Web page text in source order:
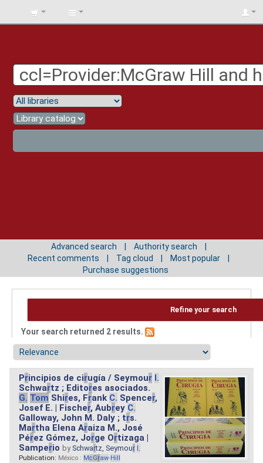
BIBLIOTECA
Advanced search
Authority search
Recent comments
Tag cloud
Most popular
Purchase suggestions
Refine your search
Your search returned 2 results.
Principios de cirugía / Seymour I.
Schwartz ; Editores asociados.
G. Tom Shires, Frank C. Spencer,
Josef E. | Fischer, Aubrey C.
Galloway, John M. Daly ; trs.
Martha Elena Araiza M., José
Pérez Gómez, Jorge Ortizaga |
Samperio by Schwartz, Seymour I.
Publication: México : McGraw-Hill